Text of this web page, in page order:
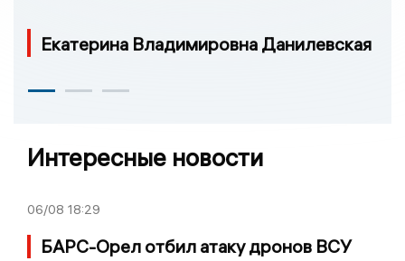
Екатерина Владимировна Данилевская
Интересные новости
06/08 18:29
БАРС-Орел отбил атаку дронов ВСУ